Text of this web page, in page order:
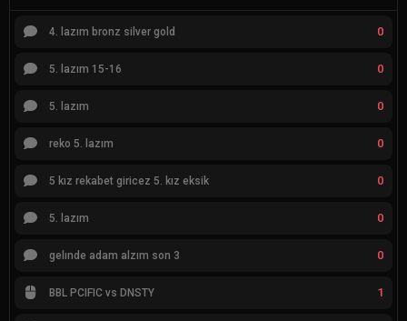
4. lazım bronz silver gold 0
5. lazım 15-16 0
5. lazım 0
reko 5. lazım 0
5 kız rekabet giricez 5. kız eksik 0
5. lazım 0
gelınde adam alzım son 3 0
BBL PCIFIC vs DNSTY 1